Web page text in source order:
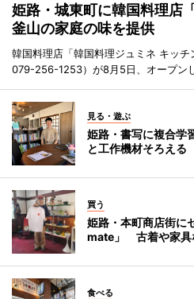
姫路・城東町に韓国料理店
釜山の家庭の味を提供
韓国料理店「韓国料理ジュミネ キッチ
079-256-1253）が8月5日、オープンし
見る・遊ぶ
姫路・書写に複合
と工作機材そろえる
買う
姫路・本町商店街に
mate」 古着や家
食べる